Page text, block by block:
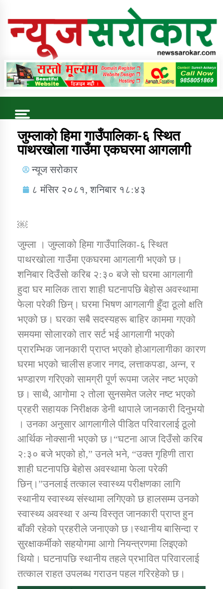
Online News Portal
Trending Now
कुषि बिकास कार्यालय जुम्ला सुचना सन्देश
डिभिजन कार्यालय जुम्लाको सुचना सन्देश
कर्णाली प्रविधि शिक्षालय जुम्लाको सुचना
सामाजिक बिकास कार्यालय जुम्लाकाे सुचना
कर्णाली प्राविधि शिक्षालय जुम्लाको सुचना
जुम्लाको हिमा गाउँपालिका-६ स्थित
पाथरखाेला गाउँमा एकघरमा आगलागी
न्यूज सरोकार
८ मंसिर २०८१, शनिबार १८:४३
￼
जुम्ला । जुम्लाको हिमा गाउँपालिका-६ स्थित
पाथरखाेला गाउँमा एकघरमा आगलागी भएको छ।
शनिबार दिउँसो करिब २:३० बजे साे घरमा आगलागी
हुदा घर मालिक तारा शाही घटनापछि बेहोस अवस्थामा
फेला परेकी छिन्। घरमा भिषण आगलागी हुँदा ठूलो क्षति
भएको छ। घरका सबै सदस्यहरू बाहिर काममा गएको
समयमा सोलारको तार सर्ट भई आगलागी भएको
प्रारम्भिक जानकारी प्राप्त भएको होआगलागीका कारण
घरमा भएको चालीस हजार नगद, लत्ताकपडा, अन्न, र
भण्डारण गरिएको सामग्री पूर्ण रूपमा जलेर नष्ट भएको
छ। साथै, आगोमा २ तोला सुनसमेत जलेर नष्ट भएको
प्रहरी सहायक निरीक्षक डेनी थापाले जानकारी दिनुभयो
। उनका अनुसार आगलागीले पीडित परिवारलाई ठूलो
आर्थिक नोक्सानी भएको छ।“घटना आज दिउँसो करिब
२:३० बजे भएको हो,” उनले भने, “उक्त गृहिणी तारा
शाही घटनापछि बेहोस अवस्थामा फेला परेकी
छिन्।”उनलाई तत्काल स्वास्थ्य परीक्षणका लागि
स्थानीय स्वास्थ्य संस्थामा लगिएको छ हालसम्म उनको
स्वास्थ्य अवस्था र अन्य विस्तृत जानकारी प्राप्त हुन
बाँकी रहेको प्रहरीले जनाएको छ।स्थानीय बासिन्दा र
सुरक्षाकर्मीको सहयोगमा आगो नियन्त्रणमा लिइएको
थियो। घटनापछि स्थानीय तहले प्रभावित परिवारलाई
तत्काल राहत उपलब्ध गराउन पहल गरिरहेको छ।